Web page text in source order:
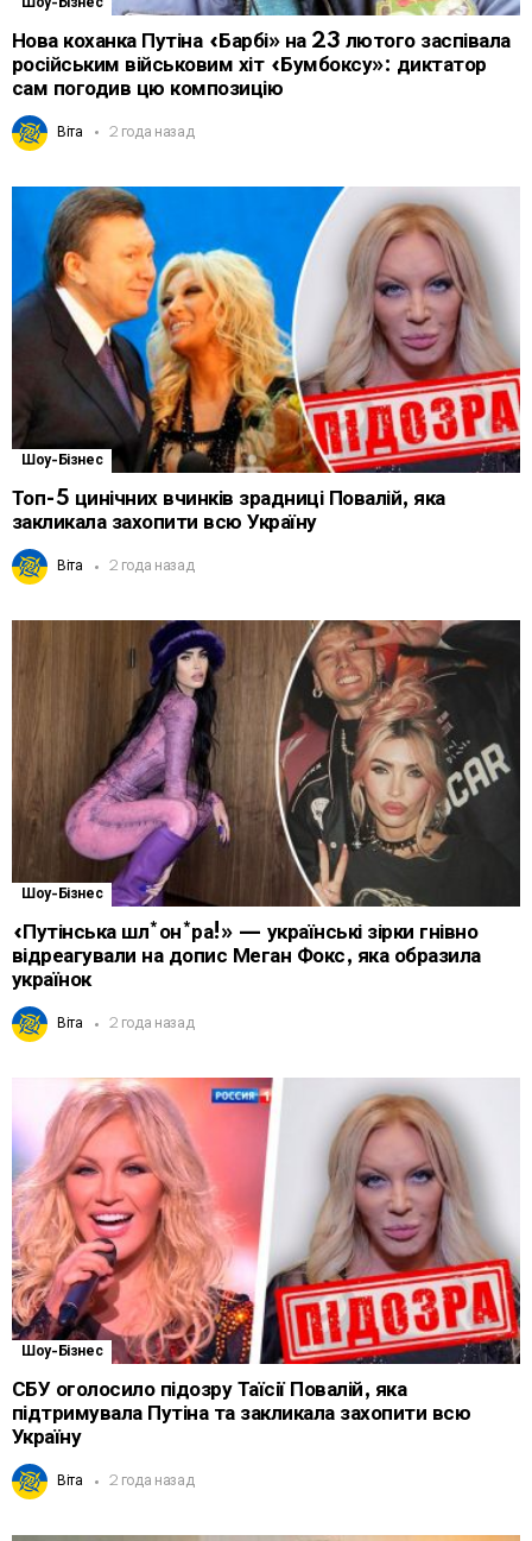
Нова коханка Путіна «Барбі» на 23 лютого заспівала
російським військовим хіт «Бумбоксу»: диктатор
сам погодив цю композицію
Віта 2 года назад
Шоу-Бізнес
Топ-5 цинічних вчинків зрадниці Повалій, яка
закликала захопити всю Україну
Віта 2 года назад
Шоу-Бізнес
«Путінська шл*он*ра!» — українські зірки гнівно
відреагували на допис Меган Фокс, яка образила
українок
Віта 2 года назад
Шоу-Бізнес
СБУ оголосило підозру Таїсії Повалій, яка
підтримувала Путіна та закликала захопити всю
Україну
Віта 2 года назад